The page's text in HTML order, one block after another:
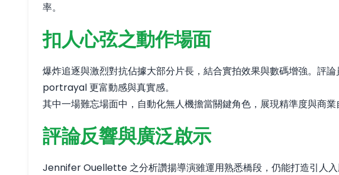
率。
扣人心弦之動作場面
爆炸追逐與激烈對抗佔據大部分片長，結合實拍效果與數碼增強。評
portrayal 更富動感與真實感。
其中一場難忘場面中，自動化無人機擔當關鍵角色，展現精準度與商
評論反響與廣泛啟示
Jennifer Ouellette 之分析讚揚導演雖運用熟悉橋段，仍能打造引人